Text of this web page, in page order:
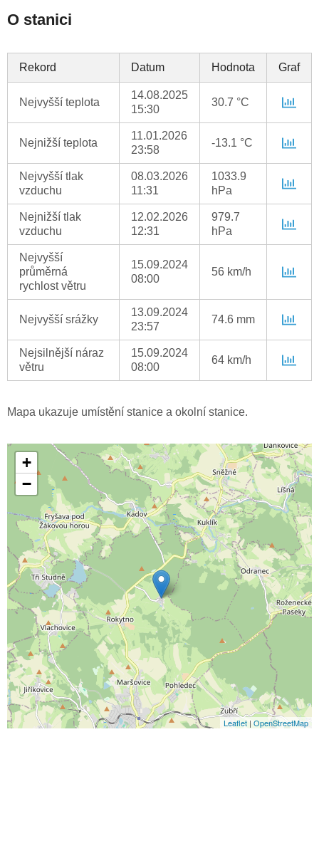
O stanici
Rekord Datum Hodnota Graf
Nejvyšší teplota
14.08.2025
15:30
30.7 °C
Nejnižší teplota
11.01.2026
23:58
-13.1 °C
Nejvyšší tlak
vzduchu
08.03.2026
11:31
1033.9
hPa
Nejnižší tlak
vzduchu
12.02.2026
12:31
979.7
hPa
Nejvyšší
průměrná
rychlost větru
15.09.2024
08:00
56 km/h
Nejvyšší srážky
13.09.2024
23:57
74.6 mm
Nejsilnější náraz
větru
15.09.2024
08:00
64 km/h
Mapa ukazuje umístění stanice a okolní stanice.
+
−
Leaflet | OpenStreetMap